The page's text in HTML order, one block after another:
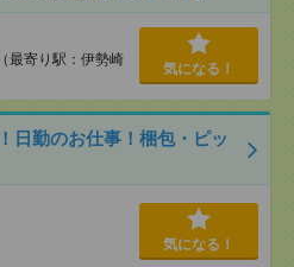
最寄り駅：伊勢崎
気になる！
日勤のお仕事！梱包・ピッ
気になる！